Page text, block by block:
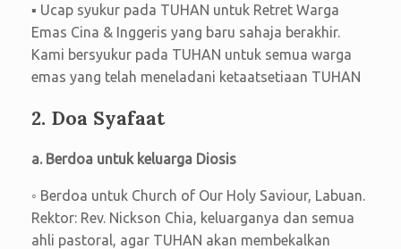
▪ Ucap syukur pada TUHAN untuk Retret Warga
Emas Cina & Inggeris yang baru sahaja berakhir.
Kami bersyukur pada TUHAN untuk semua warga
emas yang telah meneladani ketaatsetiaan TUHAN
2. Doa Syafaat
a. Berdoa untuk keluarga Diosis
◦ Berdoa untuk Church of Our Holy Saviour, Labuan.
Rektor: Rev. Nickson Chia, keluarganya dan semua
ahli pastoral, agar TUHAN akan membekalkan